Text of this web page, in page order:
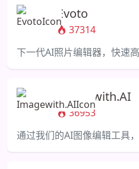
Evoto
37314
下一代AI照片编辑器，快速
Imagewith.AI
36953
通过我们的AI图像编辑工具